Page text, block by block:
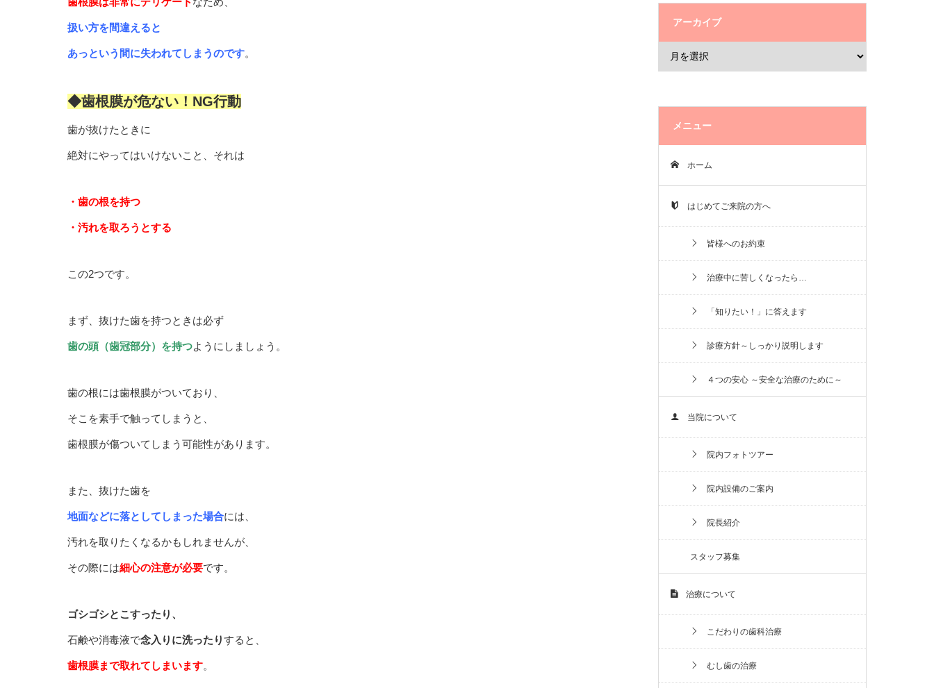
扱い方を間違えると
あっという間に失われてしまうのです。
◆歯根膜が危ない！NG行動
歯が抜けたときに
絶対にやってはいけないこと、それは
・歯の根を持つ
・汚れを取ろうとする
この2つです。
まず、抜けた歯を持つときは必ず
歯の頭（歯冠部分）を持つようにしましょう。
歯の根には歯根膜がついており、
そこを素手で触ってしまうと、
歯根膜が傷ついてしまう可能性があります。
また、抜けた歯を
地面などに落としてしまった場合には、
汚れを取りたくなるかもしれませんが、
その際には細心の注意が必要です。
ゴシゴシとこすったり、
石鹸や消毒液で念入りに洗ったりすると、
歯根膜まで取れてしまいます。
アーカイブ
メニュー
ホーム
はじめてご来院の方へ
皆様へのお約束
治療中に苦しくなったら…
「知りたい！」に答えます
診療方針～しっかり説明します
４つの安心 ～安全な治療のために～
当院について
院内フォトツアー
院内設備のご案内
院長紹介
スタッフ募集
治療について
こだわりの歯科治療
むし歯の治療